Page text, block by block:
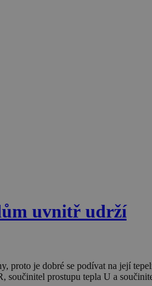
uvnitř udrží
proto je dobré se podívat na její
součinitel prostupu tepla U a